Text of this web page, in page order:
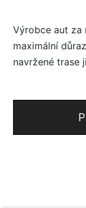
Výrobce aut za
maximální
navržené trase